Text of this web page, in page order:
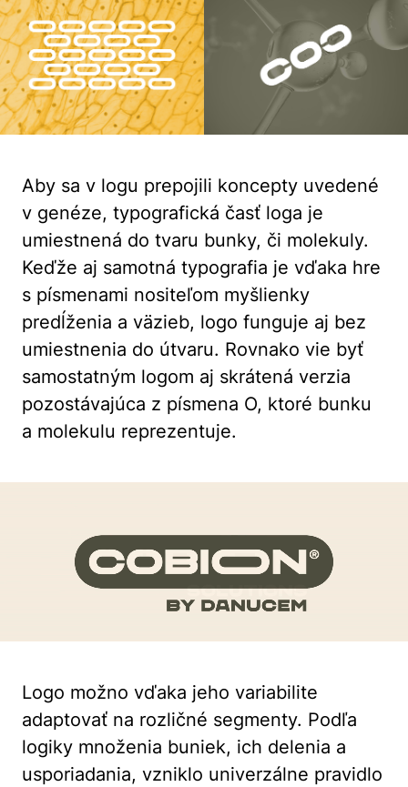
Aby sa v logu prepojili koncepty uvedené
v genéze, typografická časť loga je
umiestnená do tvaru bunky, či molekuly.
Keďže aj samotná typografia je vďaka hre
s písmenami nositeľom myšlienky
predĺženia a väzieb, logo funguje aj bez
umiestnenia do útvaru. Rovnako vie byť
samostatným logom aj skrátená verzia
pozostávajúca z písmena O, ktoré bunku
a molekulu reprezentuje.
Logo možno vďaka jeho variabilite
adaptovať na rozličné segmenty. Podľa
logiky množenia buniek, ich delenia a
usporiadania, vzniklo univerzálne pravidlo